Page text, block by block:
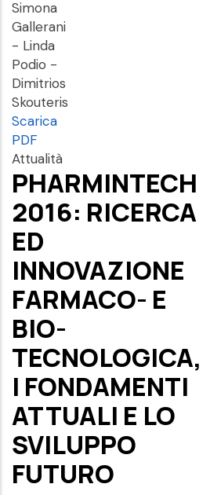
Simona
Gallerani
- Linda
Podio -
Dimitrios
Skouteris
Scarica
PDF
Attualità
PHARMINTECH
2016: RICERCA
ED
INNOVAZIONE
FARMACO- E
BIO-
TECNOLOGICA,
I FONDAMENTI
ATTUALI E LO
SVILUPPO
FUTURO